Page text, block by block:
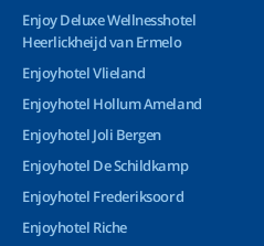
Enjoy Deluxe Wellnesshotel
Heerlickheijd van Ermelo
Enjoyhotel Vlieland
Enjoyhotel Hollum Ameland
Enjoyhotel Joli Bergen
Enjoyhotel De Schildkamp
Enjoyhotel Frederiksoord
Enjoyhotel Riche